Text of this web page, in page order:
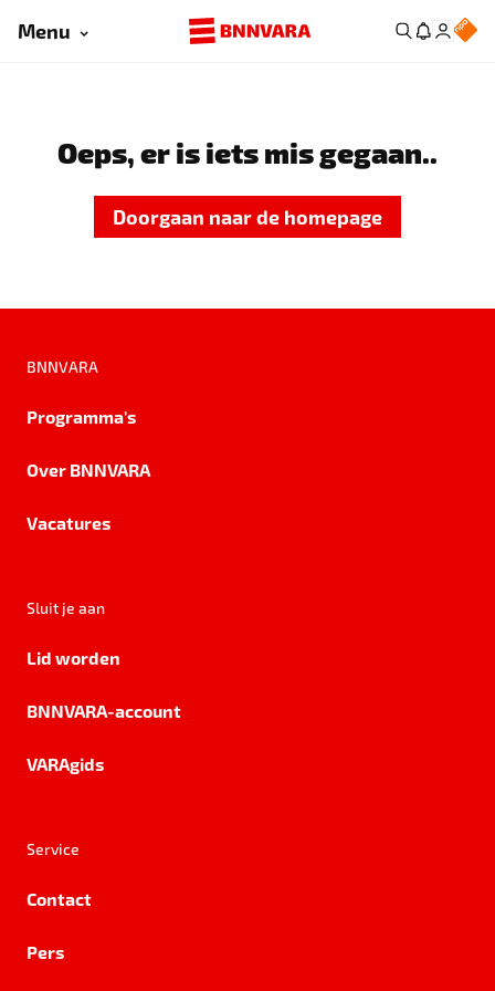
Menu
Oeps, er is iets mis gegaan..
Doorgaan naar de homepage
BNNVARA
Programma's
Over BNNVARA
Vacatures
Sluit je aan
Lid worden
BNNVARA-account
VARAgids
Service
Contact
Pers